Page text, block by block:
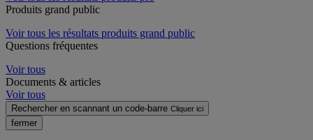
Produits grand public
Voir tous les résultats produits grand public
Questions fréquentes
Voir tous
Documents & articles
Voir tous
Rechercher en scannant un code-barre Cliquer ici
fermer